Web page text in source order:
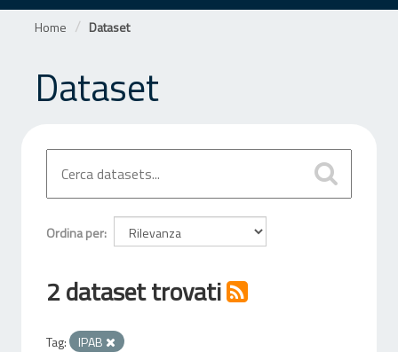
Home Dataset
Dataset
Ordina per
2 dataset trovati
Tag:
IPAB